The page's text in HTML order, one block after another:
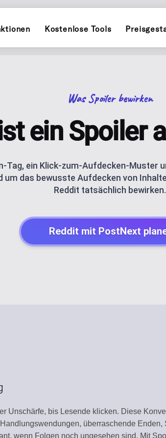
TIKTOK
THREADS
Socials und deinen QR-Code, mit
Kostenlose Tools
Was Spoiler bewirken
ein Spoiler
Tag, ein Klick-zum-Aufdecken-Muster
um das bewusste Aufdecken von
Reddit tatsächlich bewirken.
Reddit mit PostNext
Unschärfe, bis Lesende klicken. Diese
überraschende
wenn Folgen noch ungesehen sind. Mit